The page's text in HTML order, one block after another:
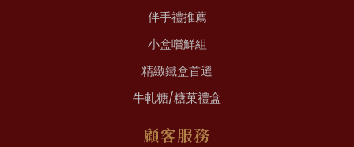
伴手禮推薦
小盒嚐鮮組
精緻鐵盒首選
牛軋糖/糖菓禮盒
顧客服務